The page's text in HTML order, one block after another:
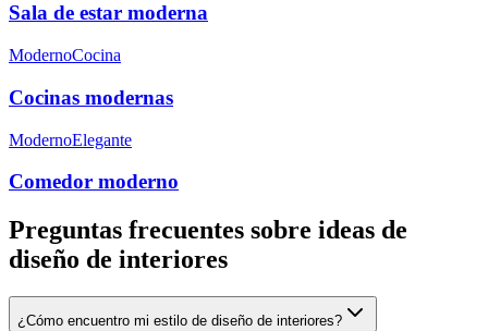
Sala de estar moderna
ModernoCocina
Cocinas modernas
ModernoElegante
Comedor moderno
Preguntas frecuentes sobre ideas de
diseño de interiores
¿Cómo encuentro mi estilo de diseño de interiores?